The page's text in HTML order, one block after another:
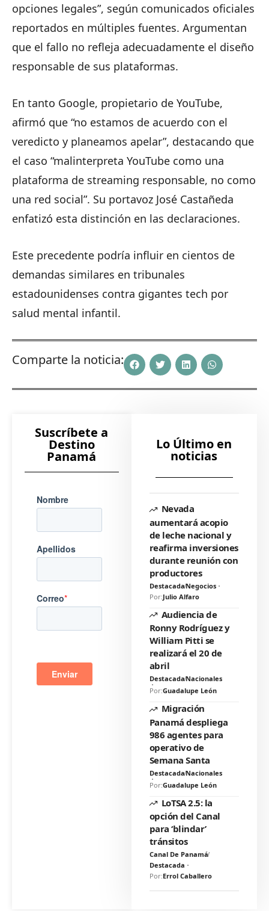
opciones legales”, según comunicados oficiales
reportados en múltiples fuentes. Argumentan
que el fallo no refleja adecuadamente el diseño
responsable de sus plataformas.
En tanto Google, propietario de YouTube,
afirmó que “no estamos de acuerdo con el
veredicto y planeamos apelar”, destacando que
el caso “malinterpreta YouTube como una
plataforma de streaming responsable, no como
una red social”. Su portavoz José Castañeda
enfatizó esta distinción en las declaraciones.
Este precedente podría influir en cientos de
demandas similares en tribunales
estadounidenses contra gigantes tech por
salud mental infantil.
Comparte la noticia:
Suscríbete a
Destino
Panamá
Lo Último en
noticias
Nevada
aumentará acopio
de leche nacional y
reafirma inversiones
durante reunión con
productores
DestacadaNegocios
Por:Julio Alfaro
Audiencia de
Ronny Rodríguez y
William Pitti se
realizará el 20 de
abril
DestacadaNacionales
Por:Guadalupe León
Migración
Panamá despliega
986 agentes para
operativo de
Semana Santa
DestacadaNacionales
Por:Guadalupe León
LoTSA 2.5: la
opción del Canal
para ‘blindar’
tránsitos
Canal De Panamá
Destacada
Por:Errol Caballero